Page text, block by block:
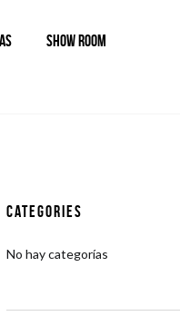
SHOW ROOM
Categories
No hay categorías